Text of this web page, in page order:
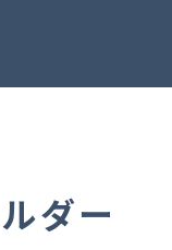
ダー